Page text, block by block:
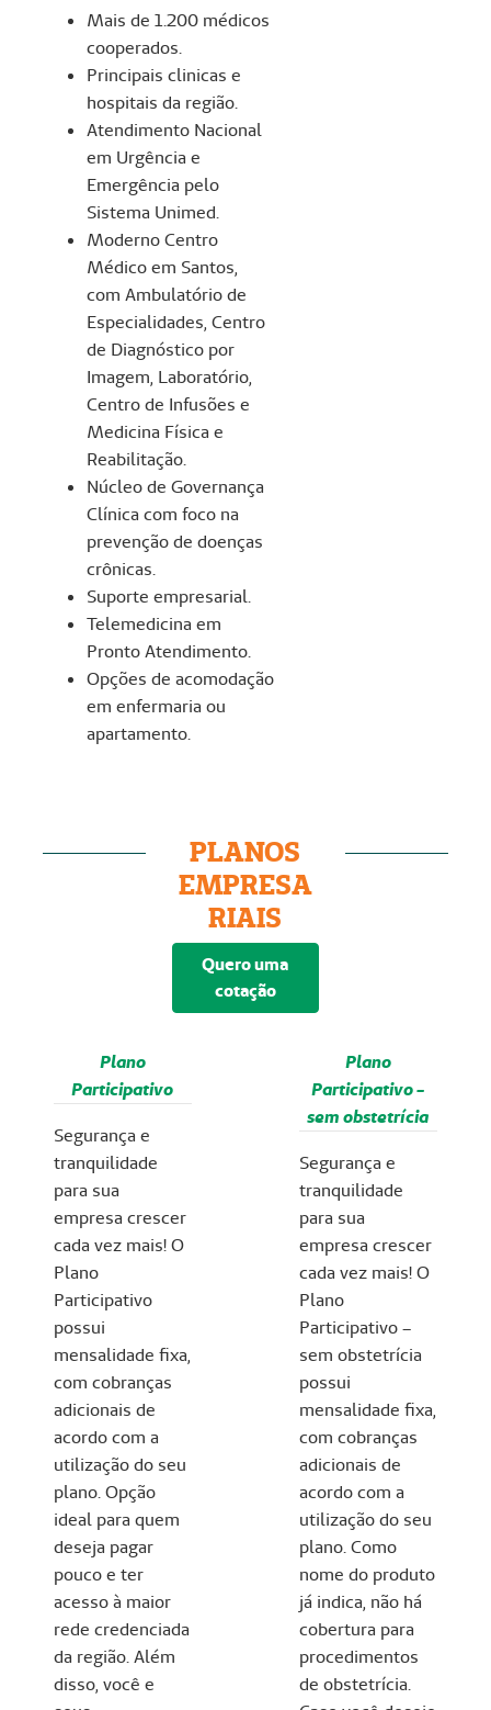
Mais de 1.200 médicos
cooperados.
Principais clinicas e
hospitais da região.
Atendimento Nacional
em Urgência e
Emergência pelo
Sistema Unimed.
Moderno Centro
Médico em Santos,
com Ambulatório de
Especialidades, Centro
de Diagnóstico por
Imagem, Laboratório,
Centro de Infusões e
Medicina Física e
Reabilitação.
Núcleo de Governança
Clínica com foco na
prevenção de doenças
crônicas.
Suporte empresarial.
Telemedicina em
Pronto Atendimento.
Opções de acomodação
em enfermaria ou
apartamento.
PLANOS
EMPRESA
RIAIS
Quero uma
cotação
Plano
Participativo
Segurança e
tranquilidade
para sua
empresa crescer
cada vez mais! O
Plano
Participativo
possui
mensalidade fixa,
com cobranças
adicionais de
acordo com a
utilização do seu
plano. Opção
ideal para quem
deseja pagar
pouco e ter
acesso à maior
rede credenciada
da região. Além
disso, você e
Plano
Participativo -
sem obstetrícia
Segurança e
tranquilidade
para sua
empresa crescer
cada vez mais! O
Plano
Participativo –
sem obstetrícia
possui
mensalidade fixa,
com cobranças
adicionais de
acordo com a
utilização do seu
plano. Como
nome do produto
já indica, não há
cobertura para
procedimentos
de obstetrícia.